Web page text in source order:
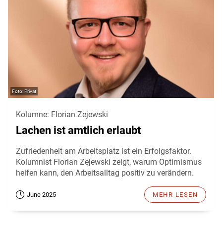
Privat
Kolumne: Florian Zejewski
Lachen ist amtlich erlaubt
Zufriedenheit am Arbeitsplatz ist ein Erfolgsfaktor.
Kolumnist Florian Zejewski zeigt, warum Optimismus
helfen kann, den Arbeitsalltag positiv zu verändern.
June 2025 MEHR LESEN